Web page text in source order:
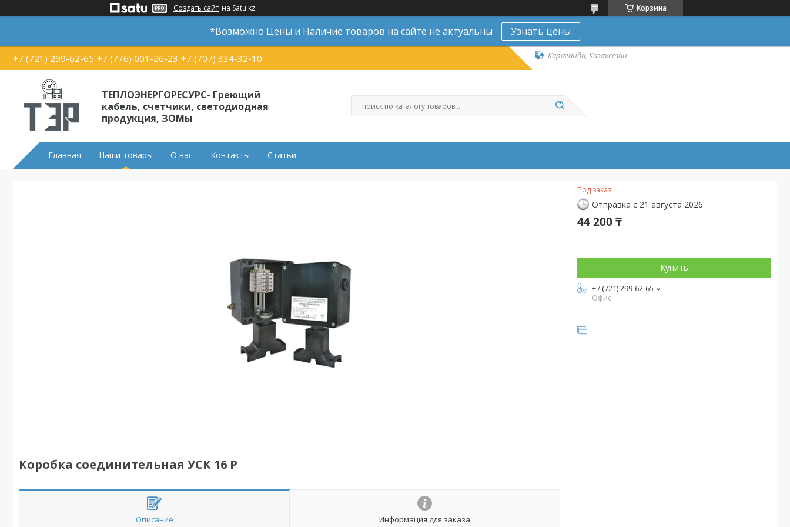
Создать сайт на Satu.kz Корзина
*Возможно Цены и Наличие товаров на сайте не актуальны Узнать цены
+7 (721) 299-62-65 +7 (776) 001-26-23 +7 (707) 334-32-10 Караганда, Казахстан
ТЕПЛОЭНЕРГОРЕСУРС- Греющий
кабель, счетчики, светодиодная
продукция, ЗОМы
Главная Наши товары О нас Контакты Статьи
Коробка соединительная УСК 16 Р
Описание Информация для заказа
Под заказ
Отправка с 21 августа 2026
44 200 ₸
Купить
+7 (721) 299-62-65
Офис